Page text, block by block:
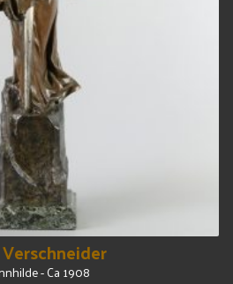
- Ca 1908